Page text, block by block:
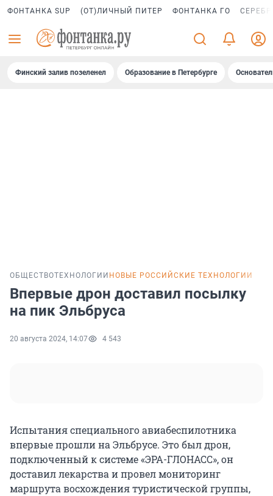
ФОНТАНКА SUP (ОТ)ЛИЧНЫЙ ПИТЕР ФОНТАНКА ГО
Финский залив позеленел Образование в Петербурге
ОБЩЕСТВОТЕХНОЛОГИИ НОВЫЕ РОССИЙСКИЕ ТЕХНОЛОГИИ
Впервые дрон доставил посылку
на пик Эльбруса
20 августа 2024, 14:07 4 543
Испытания специального авиабеспилотника
впервые прошли на Эльбрусе. Это был дрон,
подключенный к системе «ЭРА-ГЛОНАСС», он
доставил лекарства и провел мониторинг
маршрута восхождения туристической группы,